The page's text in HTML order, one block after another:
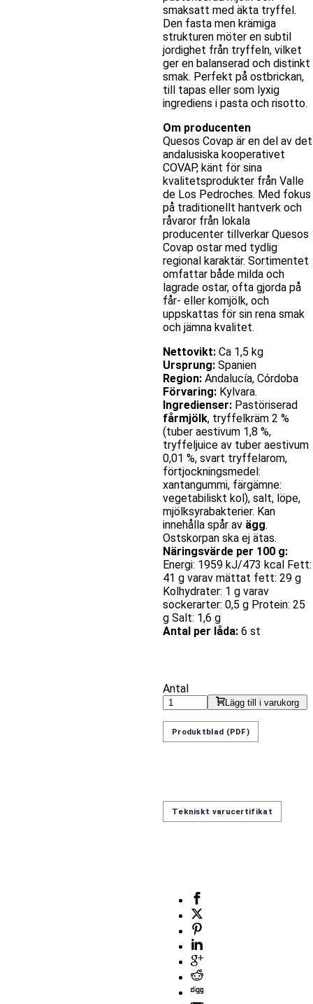
smaksatt med äkta tryffel.
Den fasta men krämiga
strukturen möter en subtil
jordighet från tryffeln, vilket
ger en balanserad och distinkt
smak. Perfekt på ostbrickan,
till tapas eller som lyxig
ingrediens i pasta och risotto.
Om producenten
Quesos Covap är en del av det
andalusiska kooperativet
COVAP, känt för sina
kvalitetsprodukter från Valle
de Los Pedroches. Med fokus
på traditionellt hantverk och
råvaror från lokala
producenter tillverkar Quesos
Covap ostar med tydlig
regional karaktär. Sortimentet
omfattar både milda och
lagrade ostar, ofta gjorda på
får- eller komjölk, och
uppskattas för sin rena smak
och jämna kvalitet.
Nettovikt:Ca 1,5 kg
Ursprung:Spanien
Region:Andalucía, Córdoba
Förvaring:Kylvara.
Ingredienser:Pastöriserad
fårmjölk, tryffelkräm 2 %
(tuber aestivum 1,8 %,
tryffeljuice av tuber aestivum
0,01 %, svart tryffelarom,
förtjockningsmedel:
xantangummi, färgämne:
vegetabiliskt kol), salt, löpe,
mjölksyrabakterier. Kan
innehålla spår av ägg.
Ostskorpan ska ej ätas.
Näringsvärde per 100 g:
Energi: 1959 kJ/473 kcal Fett:
41 g varav mättat fett: 29 g
Kolhydrater: 1 g varav
sockerarter: 0,5 g Protein: 25
g Salt: 1,6 g
Antal per låda:6 st
Antal
Lägg till i varukorg
Produktblad (PDF)
Tekniskt varucertifikat